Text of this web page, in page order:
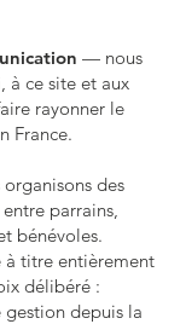
— nous
à ce site et aux
rayonner le
France.
des
parrains,
bénévoles.
à titre entièrement
délibéré :
gestion depuis la